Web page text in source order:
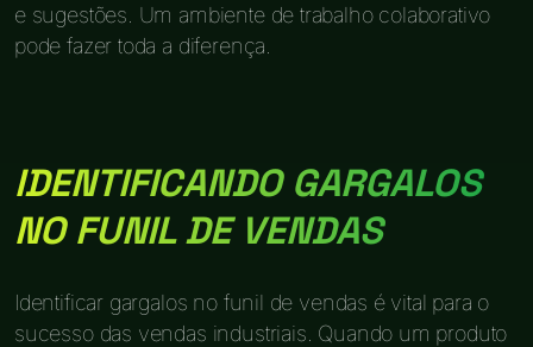
e sugestões. Um ambiente de trabalho colaborativo
pode fazer toda a diferença.
IDENTIFICANDO GARGALOS
NO FUNIL DE VENDAS
Identificar gargalos no funil de vendas é vital para o
sucesso das vendas industriais. Quando um produto